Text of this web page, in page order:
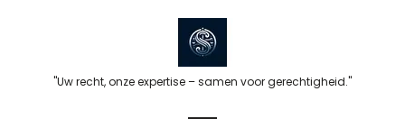
"Uw recht, onze expertise – samen voor gerechtigheid."